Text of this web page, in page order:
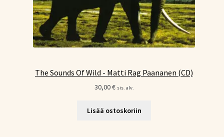
The Sounds Of Wild - Matti Rag Paananen (CD)
30,00€ sis. alv.
Lisää ostoskoriin